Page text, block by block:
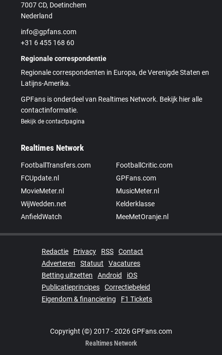
7007 CD, Doetinchem
Nederland
info@gpfans.com
+31 6 455 168 60
Regionale correspondentie
Regionale correspondenten in Europa, de Verenigde Staten en
Latijns-Amerika.
GPFans is onderdeel van Realtimes Network. Bekijk hier alle
contactinformatie.
Bekijk de contactpagina
Realtimes Network
FootballTransfers.com
FootballCritic.com
FCUpdate.nl
GPFans.com
MovieMeter.nl
MusicMeter.nl
WijWedden.net
Kelderklasse
AnfieldWatch
MeeMetOranje.nl
Redactie Privacy RSS
Contact
Adverteren
Statuut
Vacatures
Betting uitzetten
Android
iOS
Publicatieprincipes
Correctiebeleid
Eigendom & financiering
F1 Tickets
Copyright (©) 2017 - 2026 GPFans.com
Realtimes Network